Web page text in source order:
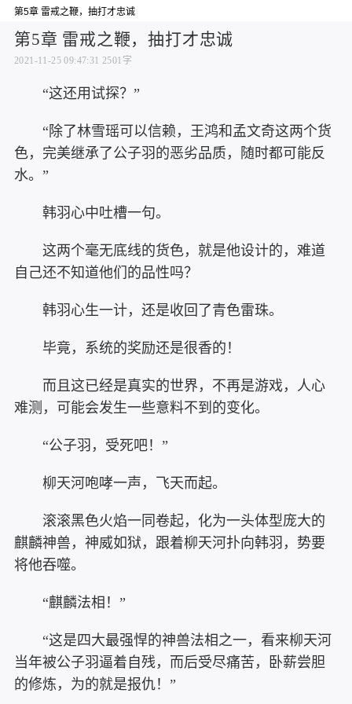
第5章 雷戒之鞭，抽打才忠诚
第5章 雷戒之鞭，抽打才忠诚
2021-11-25 09:47:31 2501字
“这还用试探？”
“除了林雪瑶可以信赖，王鸿和孟文奇这两个货
色，完美继承了公子羽的恶劣品质，随时都可能反
水。”
韩羽心中吐槽一句。
这两个毫无底线的货色，就是他设计的，难道
自己还不知道他们的品性吗？
韩羽心生一计，还是收回了青色雷珠。
毕竟，系统的奖励还是很香的！
而且这已经是真实的世界，不再是游戏，人心
难测，可能会发生一些意料不到的变化。
“公子羽，受死吧！”
柳天河咆哮一声，飞天而起。
滚滚黑色火焰一同卷起，化为一头体型庞大的
麒麟神兽，神威如狱，跟着柳天河扑向韩羽，势要
将他吞噬。
“麒麟法相！”
“这是四大最强悍的神兽法相之一，看来柳天河
当年被公子羽逼着自残，而后受尽痛苦，卧薪尝胆
的修炼，为的就是报仇！”